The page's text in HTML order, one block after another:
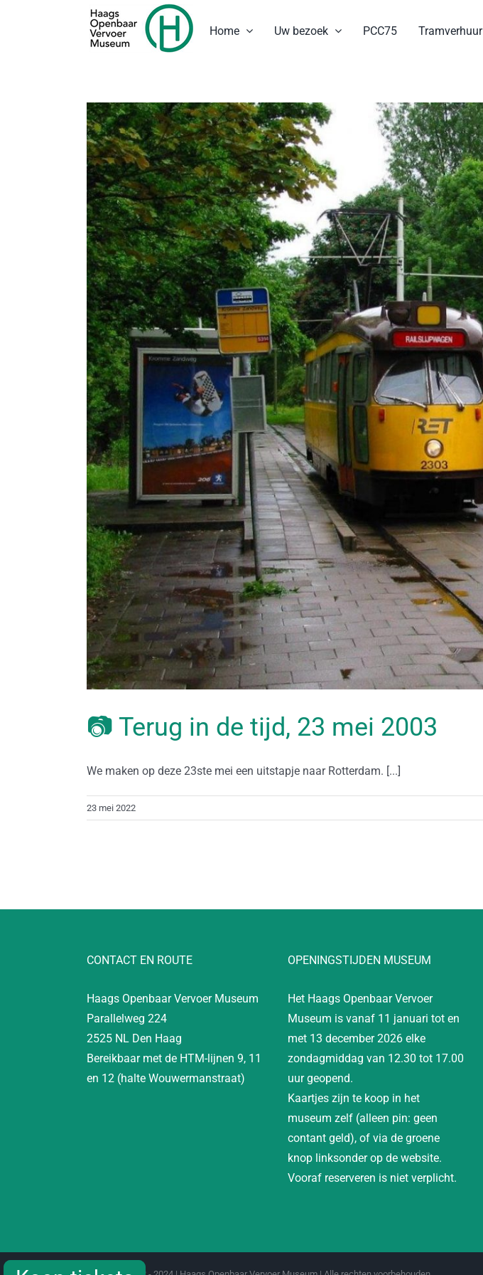
Home Uw bezoek PCC75 Tramverhuur
📷 Terug in de tijd, 23 mei 2003
We maken op deze 23ste mei een uitstapje naar Rotterdam. [...]
23 mei 2022
CONTACT EN ROUTE
Haags Openbaar Vervoer Museum
Parallelweg 224
2525 NL Den Haag
Bereikbaar met de HTM-lijnen 9, 11
en 12 (halte Wouwermanstraat)
OPENINGSTIJDEN MUSEUM
Het Haags Openbaar Vervoer
Museum is vanaf 11 januari tot en
met 13 december 2026 elke
zondagmiddag van 12.30 tot 17.00
uur geopend.
Kaartjes zijn te koop in het
museum zelf (alleen pin: geen
contant geld), of via de groene
knop linksonder op de website.
Vooraf reserveren is niet verplicht.